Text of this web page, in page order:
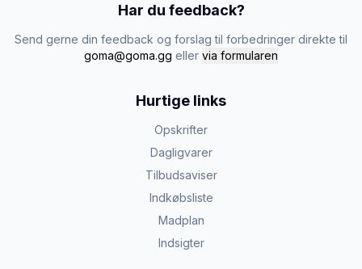
Har du feedback?
Send gerne din feedback og forslag til forbedringer direkte til
goma@goma.gg eller via formularen
Hurtige links
Opskrifter
Dagligvarer
Tilbudsaviser
Indkøbsliste
Madplan
Indsigter